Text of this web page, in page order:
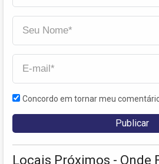
Concordo em tornar meu
Locais Próximos - Onde